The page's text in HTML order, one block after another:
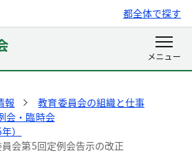
都全体で探す
報
教育委員会の組織と仕事
会・臨時会
）
会第5回定例会告示の改正